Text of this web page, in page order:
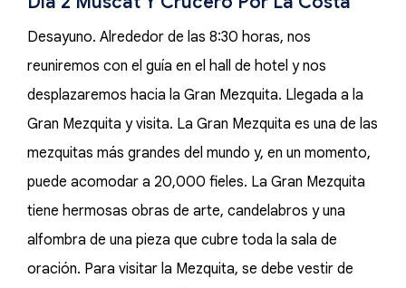
Desayuno. Alrededor de las 8:30 horas, nos
reuniremos con el guía en el hall de hotel y nos
desplazaremos hacia la Gran Mezquita. Llegada a la
Gran Mezquita y visita. La Gran Mezquita es una de las
mezquitas más grandes del mundo y, en un momento,
puede acomodar a 20,000 fieles. La Gran Mezquita
tiene hermosas obras de arte, candelabros y una
alfombra de una pieza que cubre toda la sala de
oración. Para visitar la Mezquita, se debe vestir de